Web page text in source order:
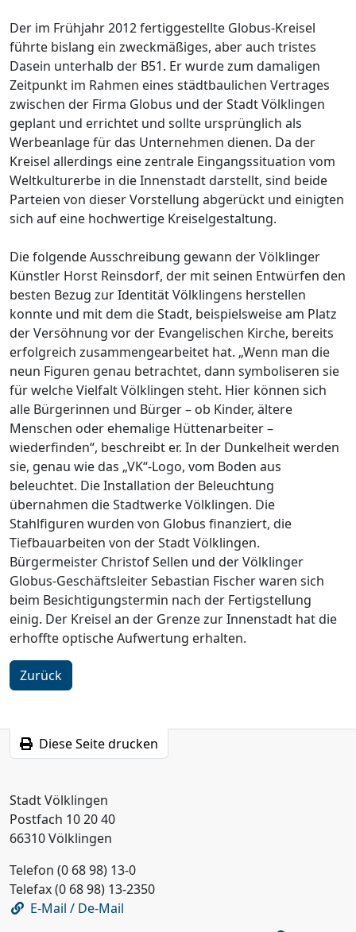
Der im Frühjahr 2012 fertiggestellte Globus-Kreisel
führte bislang ein zweckmäßiges, aber auch tristes
Dasein unterhalb der B51. Er wurde zum damaligen
Zeitpunkt im Rahmen eines städtbaulichen Vertrages
zwischen der Firma Globus und der Stadt Völklingen
geplant und errichtet und sollte ursprünglich als
Werbeanlage für das Unternehmen dienen. Da der
Kreisel allerdings eine zentrale Eingangssituation vom
Weltkulturerbe in die Innenstadt darstellt, sind beide
Parteien von dieser Vorstellung abgerückt und einigten
sich auf eine hochwertige Kreiselgestaltung.
Die folgende Ausschreibung gewann der Völklinger
Künstler Horst Reinsdorf, der mit seinen Entwürfen den
besten Bezug zur Identität Völklingens herstellen
konnte und mit dem die Stadt, beispielsweise am Platz
der Versöhnung vor der Evangelischen Kirche, bereits
erfolgreich zusammengearbeitet hat. „Wenn man die
neun Figuren genau betrachtet, dann symboliseren sie
für welche Vielfalt Völklingen steht. Hier können sich
alle Bürgerinnen und Bürger – ob Kinder, ältere
Menschen oder ehemalige Hüttenarbeiter –
wiederfinden“, beschreibt er. In der Dunkelheit werden
sie, genau wie das „VK“-Logo, vom Boden aus
beleuchtet. Die Installation der Beleuchtung
übernahmen die Stadtwerke Völklingen. Die
Stahlfiguren wurden von Globus finanziert, die
Tiefbauarbeiten von der Stadt Völklingen.
Bürgermeister Christof Sellen und der Völklinger
Globus-Geschäftsleiter Sebastian Fischer waren sich
beim Besichtigungstermin nach der Fertigstellung
einig. Der Kreisel an der Grenze zur Innenstadt hat die
erhoffte optische Aufwertung erhalten.
Zurück
Diese Seite drucken
Stadt Völklingen
Postfach 10 20 40
66310 Völklingen
Telefon (0 68 98) 13-0
Telefax (0 68 98) 13-2350
E-Mail / De-Mail